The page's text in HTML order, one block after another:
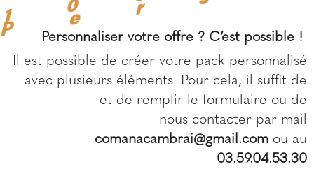
Personnaliser votre offre ? C’est possible !
Il est possible de créer votre pack personnalisé
avec plusieurs éléments. Pour cela, il suffit de
et de remplir le formulaire ou de
nous contacter par mail
comanacambrai@gmail.com ou au
03.59.04.53.30